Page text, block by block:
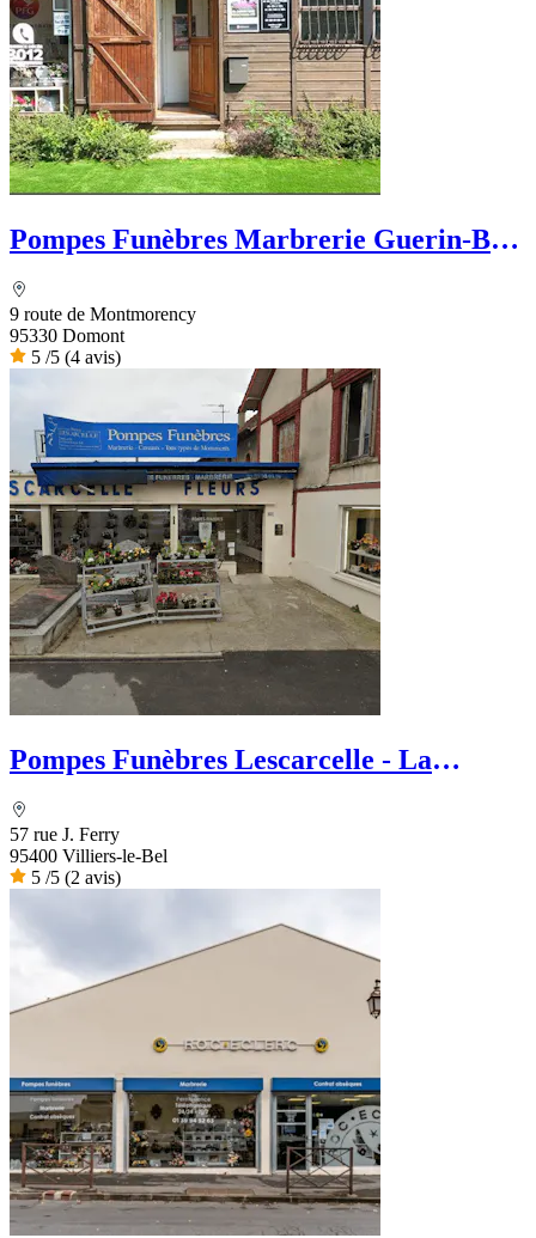
Pompes Funèbres Marbrerie Guerin-Buy
9 route de Montmorency
95330 Domont
5 /5 (4 avis)
Pompes Funèbres Lescarcelle - La
57 rue J. Ferry
95400 Villiers-le-Bel
5 /5 (2 avis)